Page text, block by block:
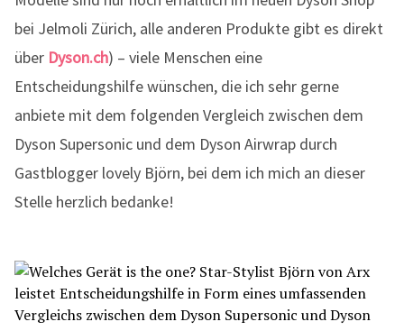
bei Jelmoli Zürich, alle anderen Produkte gibt es direkt
über Dyson.ch) – viele Menschen eine
Entscheidungshilfe wünschen, die ich sehr gerne
anbiete mit dem folgenden Vergleich zwischen dem
Dyson Supersonic und dem Dyson Airwrap durch
Gastblogger lovely Björn, bei dem ich mich an dieser
Stelle herzlich bedanke!